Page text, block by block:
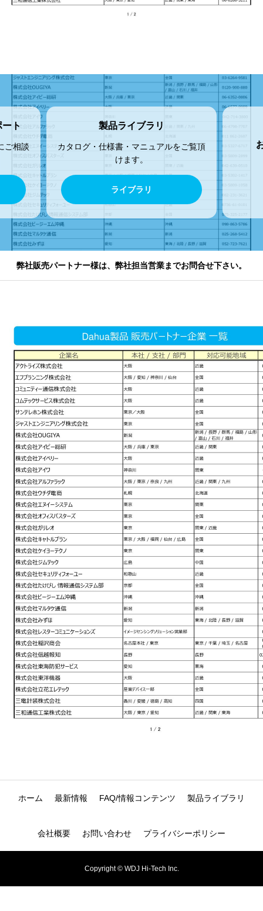
ト
ご相談
製品ライブラリ
カタログ・仕様書・マニュアルをご覧頂
けます。
ライブラリ
弊社販売パートナー様は、弊社担当営業までお問合せ下さい。
ホーム 最新情報 FAQ/情報コンテンツ 製品ライブラリ
会社概要 お問い合わせ プライバシーポリシー
Copyright © WDJ Hi-Tech Inc.